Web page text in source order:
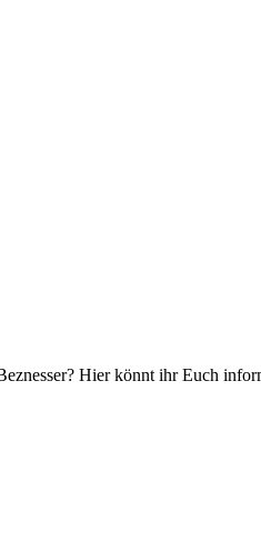
Hier könnt ihr Euch